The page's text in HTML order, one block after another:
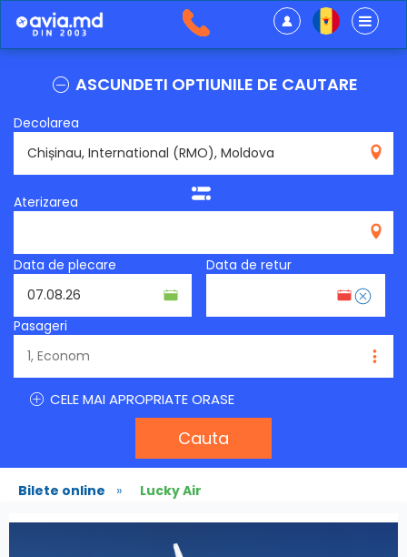
ASCUNDETI OPTIUNILE DE CAUTARE
Decolarea
Aterizarea
Data de plecare Data de retur
Pasageri
CELE MAI APROPRIATE ORASE
Cauta
Bilete online » Lucky Air